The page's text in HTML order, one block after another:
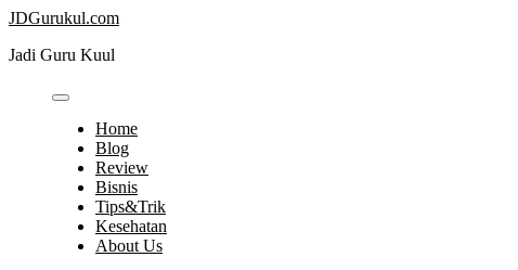
Skip
content
JDGurukul.com
Jadi Guru Kuul
Home
Blog
Review
Bisnis
Tips&Trik
Kesehatan
About Us